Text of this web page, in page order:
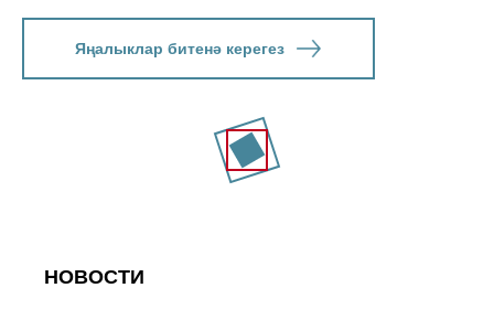
Яңалыклар битенә керегез
НОВОСТИ